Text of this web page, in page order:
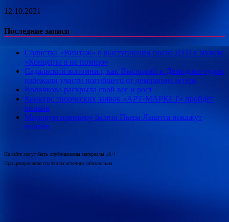
12.10.2021
Последние записи
Солистка «Винтаж» о выступлении после ДТП с мужем:
«Концерта я не помню»
Садальский вспомнил, как Высоцкий и Демидова чудом
избежали участи погибшего от декорации актера
Волочкова раскрыла свой вес и рост
Конкурс творческих заявок «АРТ-МАРКЕТ» пройдёт
онлайн
Мировую премьеру балета Пьера Лакотта покажут
онлайн
На сайте могут быть опубликованы материалы 18+!
При цитировании ссылка на источник обязательна.